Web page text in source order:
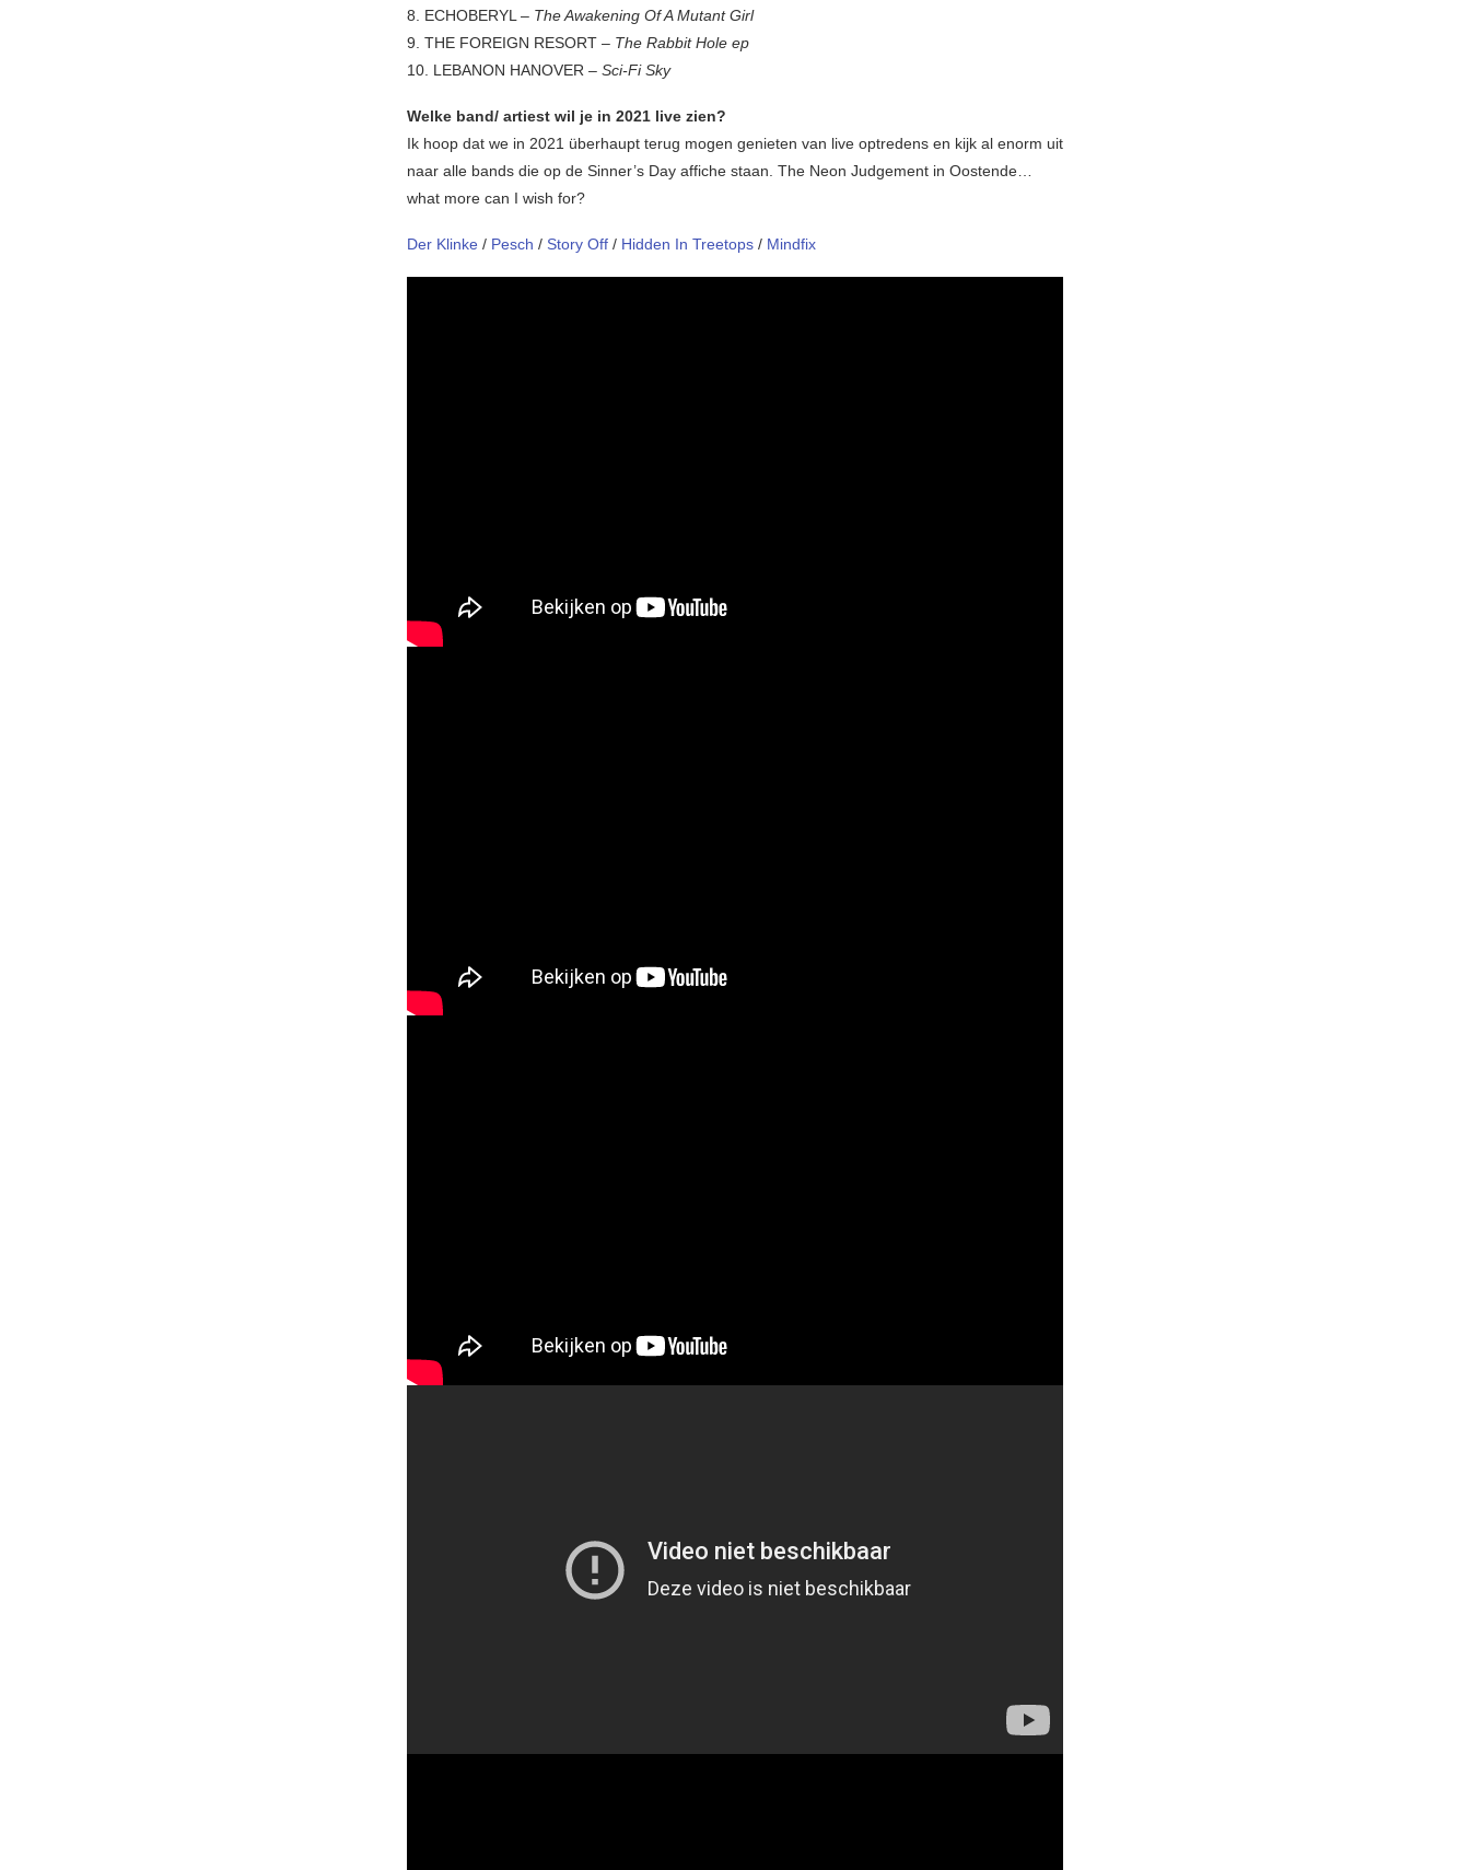
8. ECHOBERYL – The Awakening Of A Mutant Girl
9. THE FOREIGN RESORT – The Rabbit Hole ep
10. LEBANON HANOVER – Sci-Fi Sky
Welke band/ artiest wil je in 2021 live zien?
Ik hoop dat we in 2021 überhaupt terug mogen genieten van live optredens en kijk al enorm uit
naar alle bands die op de Sinner’s Day affiche staan. The Neon Judgement in Oostende…
what more can I wish for?
Der Klinke / Pesch / Story Off / Hidden In Treetops / Mindfix